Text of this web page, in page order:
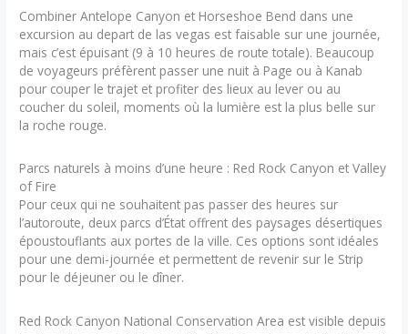
Combiner Antelope Canyon et Horseshoe Bend dans une
excursion au depart de las vegas est faisable sur une journée,
mais c’est épuisant (9 à 10 heures de route totale). Beaucoup
de voyageurs préfèrent passer une nuit à Page ou à Kanab
pour couper le trajet et profiter des lieux au lever ou au
coucher du soleil, moments où la lumière est la plus belle sur
la roche rouge.
Parcs naturels à moins d’une heure : Red Rock Canyon et Valley
of Fire
Pour ceux qui ne souhaitent pas passer des heures sur
l’autoroute, deux parcs d’État offrent des paysages désertiques
époustouflants aux portes de la ville. Ces options sont idéales
pour une demi-journée et permettent de revenir sur le Strip
pour le déjeuner ou le dîner.
Red Rock Canyon National Conservation Area est visible depuis